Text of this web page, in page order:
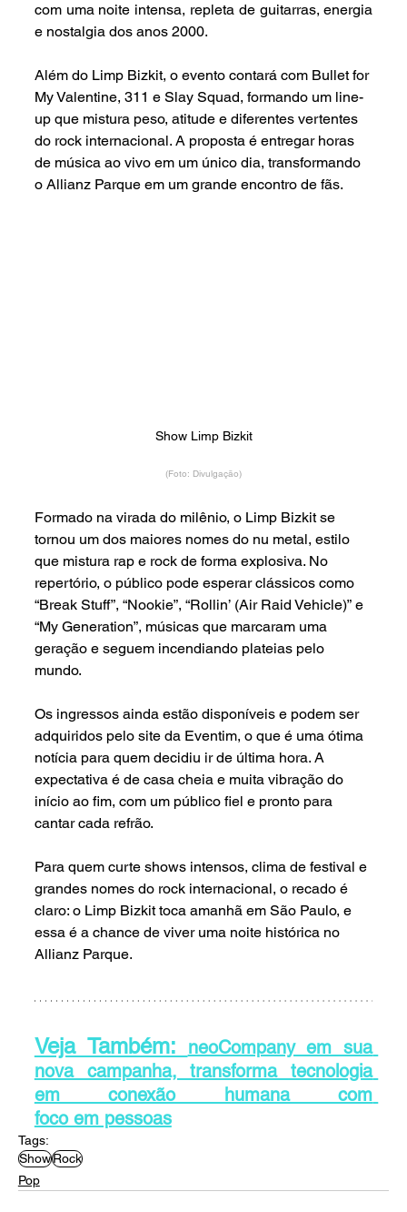
com uma noite intensa, repleta de guitarras, energia
e nostalgia dos anos 2000.
Além do Limp Bizkit, o evento contará com Bullet for
My Valentine, 311 e Slay Squad, formando um line-
up que mistura peso, atitude e diferentes vertentes
do rock internacional. A proposta é entregar horas
de música ao vivo em um único dia, transformando
o Allianz Parque em um grande encontro de fãs.
Show Limp Bizkit
(Foto: Divulgação)
Formado na virada do milênio, o Limp Bizkit se
tornou um dos maiores nomes do nu metal, estilo
que mistura rap e rock de forma explosiva. No
repertório, o público pode esperar clássicos como
“Break Stuff”, “Nookie”, “Rollin’ (Air Raid Vehicle)” e
“My Generation”, músicas que marcaram uma
geração e seguem incendiando plateias pelo
mundo.
Os ingressos ainda estão disponíveis e podem ser
adquiridos pelo site da Eventim, o que é uma ótima
notícia para quem decidiu ir de última hora. A
expectativa é de casa cheia e muita vibração do
início ao fim, com um público fiel e pronto para
cantar cada refrão.
Para quem curte shows intensos, clima de festival e
grandes nomes do rock internacional, o recado é
claro: o Limp Bizkit toca amanhã em São Paulo, e
essa é a chance de viver uma noite histórica no
Allianz Parque.
Veja Também:
neoCompany em sua
nova campanha, transforma tecnologia
em conexão humana com
foco em pessoas
Tags:
ShowRock
Pop